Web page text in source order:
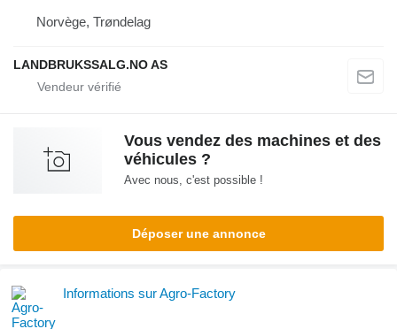
Norvège, Trøndelag
LANDBRUKSSALG.NO AS
Vous vendez des machines et des
véhicules ?
Avec nous, c'est possible !
Déposer une annonce
Informations sur Agro-Factory